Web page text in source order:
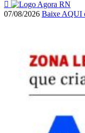
07/08/2026 Baixe AQUI